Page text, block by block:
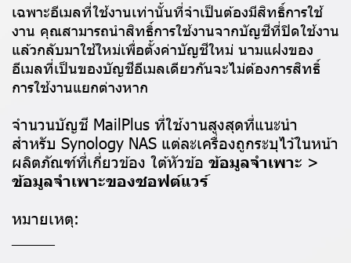
เฉพาะอีเมลที่ใช้งานเท่านั้นที่จำเป็นต้องมีสิทธิ์การใช้
งาน คุณสามารถนำสิทธิ์การใช้งานจากบัญชีที่ปิดใช้งาน
แล้วกลับมาใช้ใหม่เพื่อตั้งค่าบัญชีใหม่ นามแฝงของ
อีเมลที่เป็นของบัญชีอีเมลเดียวกันจะไม่ต้องการสิทธิ์
การใช้งานแยกต่างหาก
จำนวนบัญชี MailPlus ที่ใช้งานสูงสุดที่แนะนำ
สำหรับ Synology NAS แต่ละเครื่องถูกระบุไว้ในหน้า
ผลิตภัณฑ์ที่เกี่ยวข้อง ใต้หัวข้อ ข้อมูลจำเพาะ >
ข้อมูลจำเพาะของซอฟต์แวร์
หมายเหตุ: